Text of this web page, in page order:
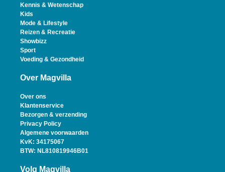
Kennis & Wetenschap
Kids
Mode & Lifestyle
Reizen & Recreatie
Showbizz
Sport
Voeding & Gezondheid
Over Magvilla
Over ons
Klantenservice
Bezorgen & verzending
Privacy Policy
Algemene voorwaarden
KvK: 34175067
BTW: NL810819946B01
Volg Magvilla